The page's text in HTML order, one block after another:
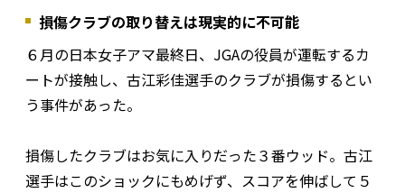
損傷クラブの取り替えは現実的に不可能
６月の日本女子アマ最終日、JGAの役員が運転するカ
ートが接触し、古江彩佳選手のクラブが損傷するとい
う事件があった。
損傷したクラブはお気に入りだった３番ウッド。古江
選手はこのショックにもめげず、スコアを伸ばして５